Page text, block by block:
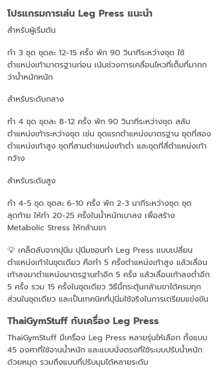
โปรแกรมการเล่น Leg Press แนะนำ
สำหรับผู้เริ่มต้น
ทำ 3 ชุด ชุดละ 12-15 ครั้ง พัก 90 วินาทีระหว่างชุด ใช้
ตำแหน่งเท้ามาตรฐานก่อน เน้นช่วงการเคลื่อนไหวที่เต็มที่มากก
ว่าน้ำหนักหนัก
สำหรับระดับกลาง
ทำ 4 ชุด ชุดละ 8-12 ครั้ง พัก 90 วินาทีระหว่างชุด สลับ
ตำแหน่งเท้าระหว่างชุด เช่น ชุดแรกตำแหน่งมาตรฐาน ชุดที่สอง
ตำแหน่งเท้าสูง ชุดที่สามตำแหน่งเท้าต่ำ และชุดที่สี่ตำแหน่งเท้า
กว้าง
สำหรับระดับสูง
ทำ 4-5 ชุด ชุดละ 6-10 ครั้ง พัก 2-3 นาทีระหว่างชุด ชุด
สุดท้าย ให้ทำ 20-25 ครั้งในน้ำหนักเบาลง เพื่อสร้าง
Metabolic Stress ให้กล้ามขา
💡 เคล็ดลับจากปุนิ่ม ปุนิ่มชอบทำ Leg Press แบบเปลี่ยน
ตำแหน่งเท้าในชุดเดียว คือทำ 5 ครั้งตำแหน่งเท้าสูง แล้วเลื่อน
เท้าลงมาตำแหน่งมาตรฐานทำอีก 5 ครั้ง แล้วเลื่อนเท้าลงต่ำอีก
5 ครั้ง รวม 15 ครั้งในชุดเดียว วิธีนี้กระตุ้นกล้ามขาได้ครบทุก
ส่วนในชุดเดียว และเป็นเทคนิคที่ปุนิ่มใช้จริงในการเตรียมแข่งขัน
ThaiGymStuff กับเครื่อง Leg Press
ThaiGymStuff มีเครื่อง Leg Press หลายรุ่นให้เลือก ทั้งแบบ
45 องศาที่ใช้จานน้ำหนัก และแบบนั่งตรงที่ใช้ระบบปรับน้ำหนัก
ด้วยหมุด รวมถึงแบบที่ปรับมุมได้หลายระดับ